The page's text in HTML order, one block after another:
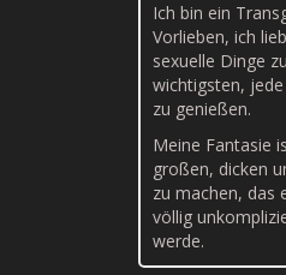
Ich bin ein
Vorlieben, ich
sexuelle Dinge
wichtigsten,
zu genießen.
Meine Fantasie
großen, dicken
zu machen, das
völlig
werde.